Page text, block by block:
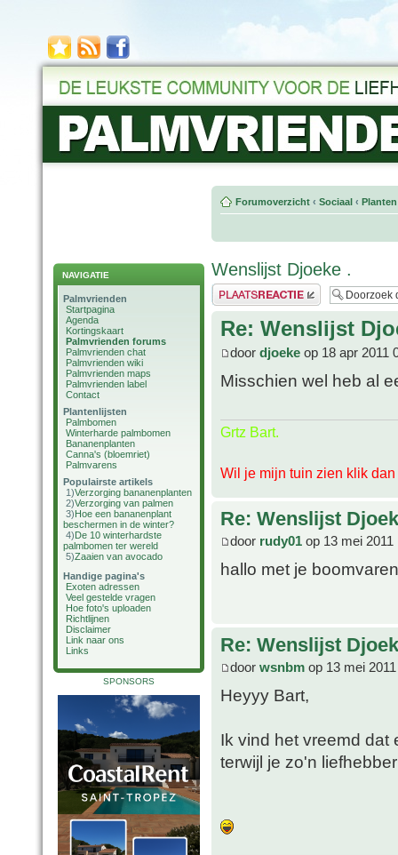
NAVIGATIE
Palmvrienden
Startpagina
Agenda
Kortingskaart
Palmvrienden forums
Palmvrienden chat
Palmvrienden wiki
Palmvrienden maps
Palmvrienden label
Contact
Plantenlijsten
Palmbomen
Winterharde palmbomen
Bananenplanten
Canna's (bloemriet)
Palmvarens
Populairste artikels
1)Verzorging bananenplanten
2)Verzorging van palmen
3)Hoe een bananenplant
beschermen in de winter?
4)De 10 winterhardste
palmbomen ter wereld
5)Zaaien van avocado
Handige pagina's
Exoten adressen
Veel gestelde vragen
Hoe foto's uploaden
Richtlijnen
Disclaimer
Link naar ons
Links
SPONSORS
Forumoverzicht ‹ Sociaal ‹
Wenslijst Djoeke .
Plaats een reactie
Re: Wenslijst
door djoeke op 18 apr 2011
Misschien wel heb al
Grtz Bart.
Wil je mijn tuin zien klik dan
Re: Wenslijst
door rudy01 op 13 mei 2011
hallo met je
Re: Wenslijst
door wsnbm op 13 mei
Heyyy Bart,
Ik vind het vreemd dat
terwijl je zo'n